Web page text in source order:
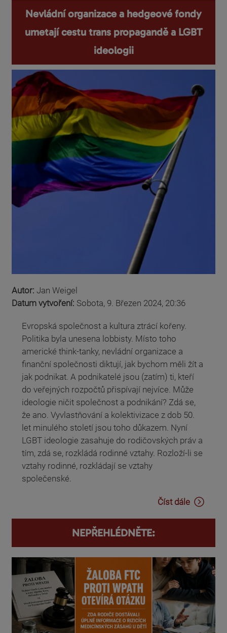
Nevládní organizace a hedgeové fondy
umetají cestu trans propagandě a LGBT
ideologii
Autor: Jan Weigel
Datum vytvoření: Sobota, 9. Březen 2024, 20:36
Evropská společnost a kultura ztrácí kořeny.
Politika byla unesena lobbisty. Místo toho
americké think-tanky, nevládní organizace a
finanční společnosti diktují, jak bychom měli žít a
jak podnikat. A podnikatelé jsou (zatím) ti, kteří
do veřejných rozpočtů přispívají nejvíce. Může
ideologie ničit společnost a podnikání? Zdá se,
že ano. Vyvlastňování a kolektivizace z dob 50.
let minulého století jsou toho důkazem. Nyní
LGBT ideologie zasahuje do rodičovských práv a
tím, zdá se, rozkládá rodinné vztahy. Rozloží-li se
vztahy rodinné, rozkládají se vztahy
společenské.
Číst dále
NEPŘEHLÉDNĚTE: